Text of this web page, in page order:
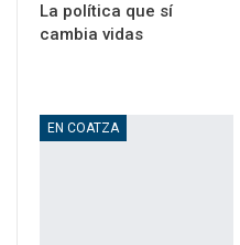
La política que sí
cambia vidas
EN COATZA